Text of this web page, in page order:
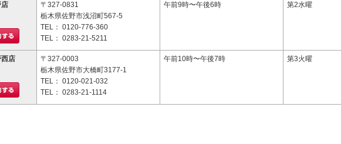
店
〒327-0831
栃木県佐野市浅沼町567-5
TEL： 0120-776-360
TEL： 0283-21-5211
午前9時〜午後6時 第2水曜
西店
〒327-0003
栃木県佐野市大橋町3177-1
TEL： 0120-021-032
TEL： 0283-21-1114
午前10時〜午後7時 第3火曜